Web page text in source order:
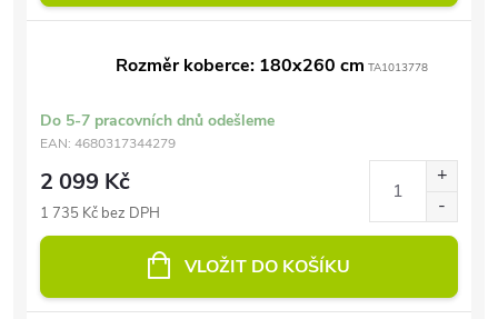
Rozměr koberce: 180x260 cm TA1013778
Do 5-7 pracovních dnů odešleme
EAN: 4680317344279
2 099 Kč
1 735 Kč bez DPH
VLOŽIT DO KOŠÍKU